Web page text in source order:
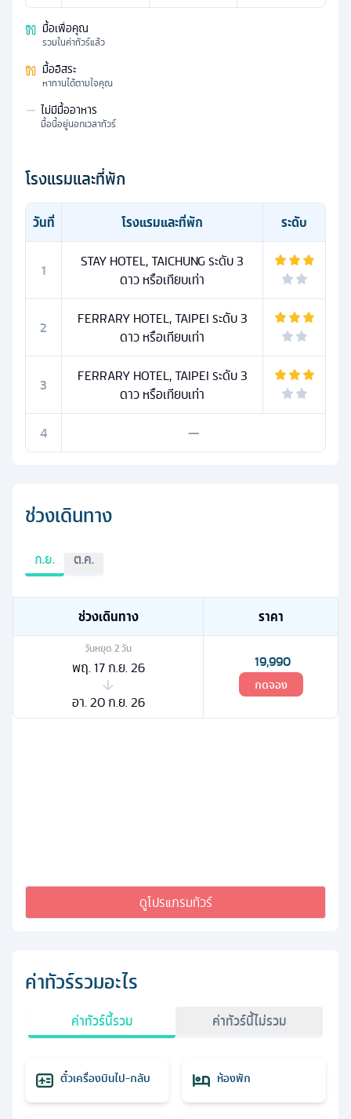
มื้อเพื่อคุณ
รวมในค่าทัวร์แล้ว
มื้ออิสระ
หาทานได้ตามใจคุณ
— ไม่มีมื้ออาหาร
มื้อนี้อยู่นอกเวลาทัวร์
โรงแรมและที่พัก
วันที่ โรงแรมและที่พัก ระดับ
1
STAY HOTEL, TAICHUNG ระดับ 3
ดาว หรือเทียบเท่า
2
FERRARY HOTEL, TAIPEI ระดับ 3
ดาว หรือเทียบเท่า
3
FERRARY HOTEL, TAIPEI ระดับ 3
ดาว หรือเทียบเท่า
4
—
ช่วงเดินทาง
ก.ย. ต.ค.
ช่วงเดินทาง ราคา
วันหยุด 2วัน
พฤ. 17 ก.ย. 26
อา. 20 ก.ย. 26
19,990
กดจอง
ดูโปรแกรมทัวร์
ค่าทัวร์รวมอะไร
ค่าทัวร์นี้รวม ค่าทัวร์นี้ไม่รวม
ตั๋วเครื่องบินไป-กลับ ห้องพัก